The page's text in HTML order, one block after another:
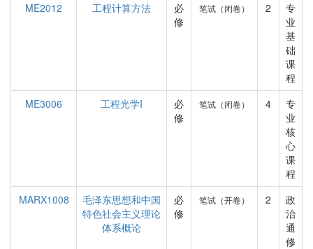
ME2012
工程计算方法
必
修
笔试（闭卷） 2
专
业
基
础
课
程
ME3006
工程光学I
必
修
笔试（闭卷） 4
专
业
核
心
课
程
MARX1008
毛泽东思想和中国
特色社会主义理论
体系概论
必
修
笔试（开卷） 2
政
治
通
修